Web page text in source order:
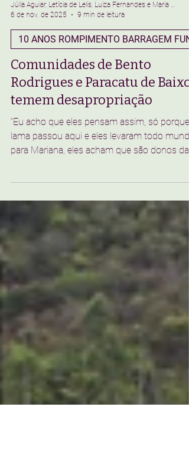
Júlia Aguiar, Letícia de Lelis, Luiza Fernandes e Maria Eduarda de Lima
6 de nov. de 2025
Comunidades de Bento
Rodrigues e Paracatu de Baixo
“Eu acho que eles pensam assim, só porque
lama passou aqui e eles levaram todo mundo
para Mariana, eles acham que são donos da
gente. Só que eu já acho que não é assim” -
Maria Imaculada